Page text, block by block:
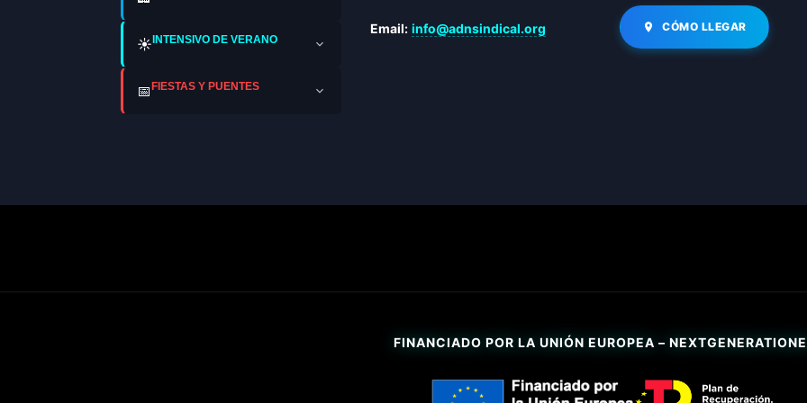
☀️INTENSIVO DE VERANO
📅FIESTAS Y PUENTES
Email: info@adnsindical.org CÓMO LLEGAR
FINANCIADO POR LA UNIÓN EUROPEA –